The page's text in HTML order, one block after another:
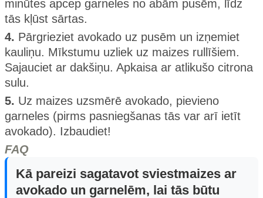
minūtes apcep garneles no abām pusēm, līdz
tās kļūst sārtas.
4. Pārgrieziet avokado uz pusēm un izņemiet
kauliņu. Mīkstumu uzliek uz maizes rullīšiem.
Sajauciet ar dakšiņu. Apkaisa ar atlikušo citrona
sulu.
5. Uz maizes uzsmērē avokado, pievieno
garneles (pirms pasniegšanas tās var arī ietīt
avokado). Izbaudiet!
FAQ
Kā pareizi sagatavot sviestmaizes ar
avokado un garnelēm, lai tās būtu